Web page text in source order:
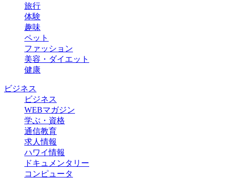
旅行
体験
趣味
ペット
ファッション
美容・ダイエット
健康
ビジネス
ビジネス
WEBマガジン
学ぶ・資格
通信教育
求人情報
ハワイ情報
ドキュメンタリー
コンピュータ